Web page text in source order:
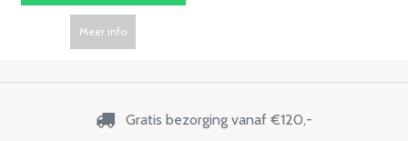
Meer info
Gratis bezorging vanaf €120,-